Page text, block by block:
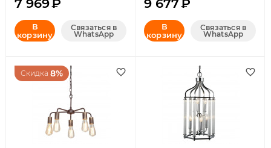
7 969₽
В
корзину
Связаться в
WhatsApp
9 677₽
В
корзину
Связаться в
WhatsApp
Скидка 8%